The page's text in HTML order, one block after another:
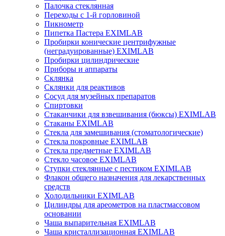
Палочка стеклянная
Переходы с 1-й горловиной
Пикнометр
Пипетка Пастера EXIMLAB
Пробирки конические центрифужные
(неградуированные) EXIMLAB
Пробирки цилиндрические
Приборы и аппараты
Склянка
Склянки для реактивов
Сосуд для музейных препаратов
Спиртовки
Стаканчики для взвешивания (бюксы) EXIMLAB
Стаканы EXIMLAB
Стекла для замешивания (стоматологические)
Стекла покровные EXIMLAB
Стекла предметные EXIMLAB
Стекло часовое EXIMLAB
Ступки стеклянные с пестиком EXIMLAB
Флакон общего назначения для лекарственных
средств
Холодильники EXIMLAB
Цилиндры для ареометров на пластмассовом
основании
Чаша выпарительная EXIMLAB
Чаша кристаллизационная EXIMLAB